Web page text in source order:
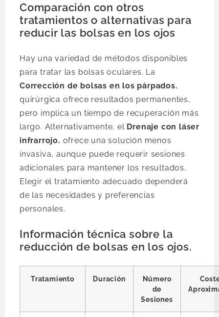
Comparación con otros
tratamientos o alternativas para
reducir las bolsas en los ojos
Hay una variedad de métodos disponibles
para tratar las bolsas oculares. La
Corrección de bolsas en los párpados.
quirúrgica ofrece resultados permanentes,
pero implica un tiempo de recuperación más
largo. Alternativamente, el Drenaje con láser
infrarrojo. ofrece una solución menos
invasiva, aunque puede requerir sesiones
adicionales para mantener los resultados.
Elegir el tratamiento adecuado dependerá
de las necesidades y preferencias
personales.
Información técnica sobre la
reducción de bolsas en los ojos.
Tratamiento Duración
Número
de
Sesiones